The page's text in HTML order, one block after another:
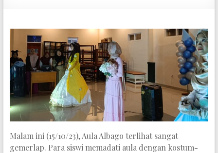
Malam ini (15/10/23), Aula Albago terlihat sangat
gemerlap. Para siswi memadati aula dengan kostum-